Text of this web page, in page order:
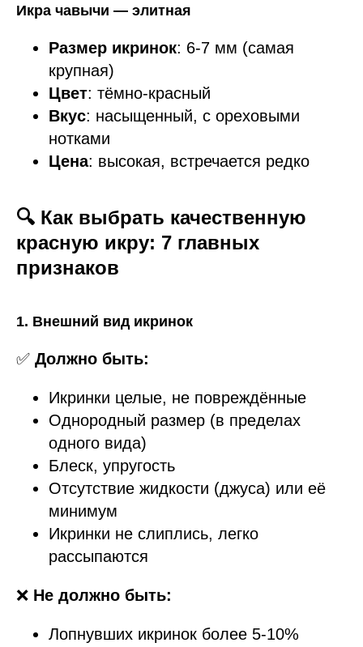
Икра чавычи — элитная
Размер икринок: 6-7 мм (самая
крупная)
Цвет: тёмно-красный
Вкус: насыщенный, с ореховыми
нотками
Цена: высокая, встречается редко
🔍 Как выбрать качественную
красную икру: 7 главных
признаков
1. Внешний вид икринок
✅ Должно быть:
Икринки целые, не повреждённые
Однородный размер (в пределах
одного вида)
Блеск, упругость
Отсутствие жидкости (джуса) или её
минимум
Икринки не слиплись, легко
рассыпаются
❌ Не должно быть:
Лопнувших икринок более 5-10%